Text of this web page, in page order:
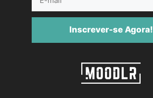
mail
Inscrever-se Agora!